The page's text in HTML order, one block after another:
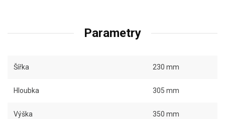
Parametry
Šířka 230 mm
Hloubka 305 mm
Výška 350 mm